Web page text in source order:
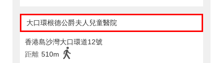
大口環根德公爵夫人兒童醫院
香港島沙灣大口環道12號
距離 510m